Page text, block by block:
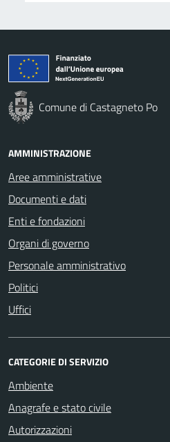
Comune di Castagneto Po
AMMINISTRAZIONE
Aree amministrative
Documenti e dati
Enti e fondazioni
Organi di governo
Personale amministrativo
Politici
Uffici
CATEGORIE DI SERVIZIO
Ambiente
Anagrafe e stato civile
Autorizzazioni